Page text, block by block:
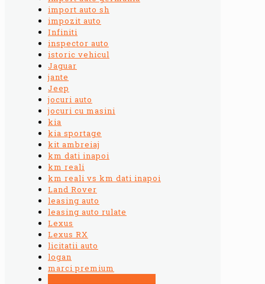
import auto sh
impozit auto
Infiniti
inspector auto
istoric vehicul
Jaguar
jante
Jeep
jocuri auto
jocuri cu masini
kia
kia sportage
kit ambreiaj
km dati inapoi
km reali
km reali vs km dati inapoi
Land Rover
leasing auto
leasing auto rulate
Lexus
Lexus RX
licitatii auto
logan
marci premium